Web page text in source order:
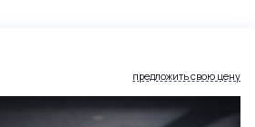
предложить свою цену